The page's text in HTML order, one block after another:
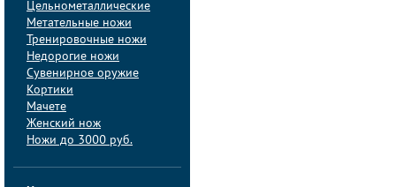
Цельнометаллические
Метательные ножи
Тренировочные ножи
Недорогие ножи
Сувенирное оружие
Кортики
Мачете
Женский нож
Ножи до 3000 руб.